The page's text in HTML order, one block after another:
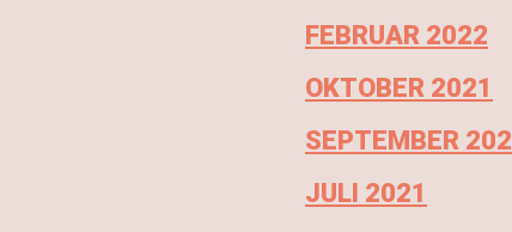
FEBRUAR 2022
OKTOBER 2021
SEPTEMBER
JULI 2021